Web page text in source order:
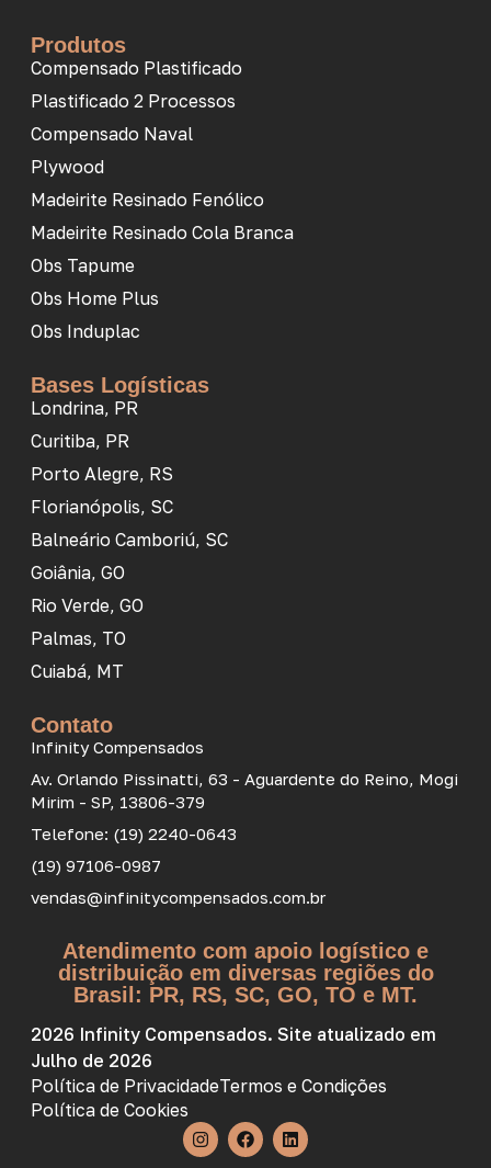
Produtos
Compensado Plastificado
Plastificado 2 Processos
Compensado Naval
Plywood
Madeirite Resinado Fenólico
Madeirite Resinado Cola Branca
Obs Tapume
Obs Home Plus
Obs Induplac
Bases Logísticas
Londrina, PR
Curitiba, PR
Porto Alegre, RS
Florianópolis, SC
Balneário Camboriú, SC
Goiânia, GO
Rio Verde, GO
Palmas, TO
Cuiabá, MT
Contato
Infinity Compensados
Av. Orlando Pissinatti, 63 - Aguardente do Reino, Mogi
Mirim - SP, 13806-379
Telefone: (19) 2240-0643
(19) 97106-0987
vendas@infinitycompensados.com.br
Atendimento com apoio logístico e
distribuição em diversas regiões do
Brasil: PR, RS, SC, GO, TO e MT.
2026 Infinity Compensados. Site atualizado em
Julho de 2026
Política de PrivacidadeTermos e Condições
Política de Cookies